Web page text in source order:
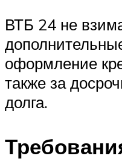
ВТБ 24 не
оформление
также за
долга.